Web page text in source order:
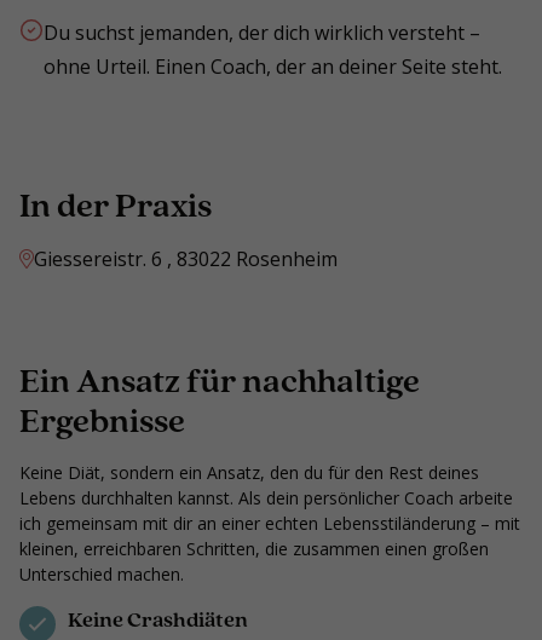
Du suchst jemanden, der dich wirklich versteht –
ohne Urteil. Einen Coach, der an deiner Seite steht.
In der Praxis
Giessereistr. 6 , 83022 Rosenheim
Ein Ansatz für nachhaltige
Ergebnisse
Keine Diät, sondern ein Ansatz, den du für den Rest deines
Lebens durchhalten kannst. Als dein persönlicher Coach arbeite
ich gemeinsam mit dir an einer echten Lebensstiländerung – mit
kleinen, erreichbaren Schritten, die zusammen einen großen
Unterschied machen.
Keine Crashdiäten